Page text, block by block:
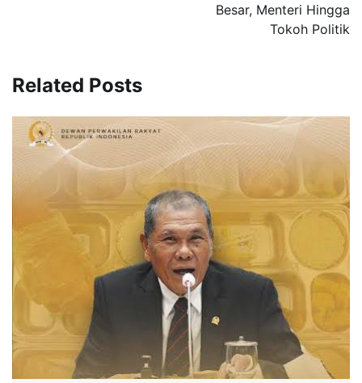
Besar, Menteri Hingga
Tokoh Politik
Related Posts